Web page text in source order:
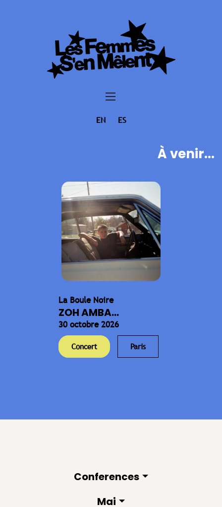
EN ES
À venir...
La Boule Noire
ZOH AMBA...
30 octobre 2026
Concert Paris
Conferences
Mai